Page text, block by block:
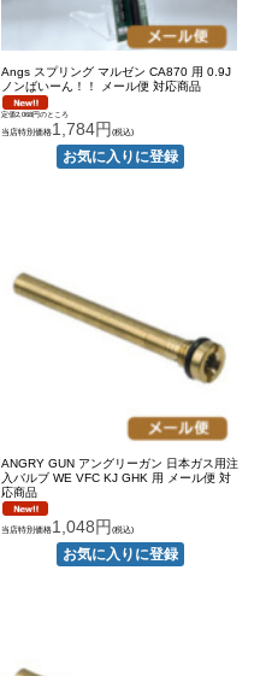
Angs スプリング マルゼン CA870 用 0.9J
ノンばいーん！！ メール便 対応商品
定価2,068円のところ
当店特別価格1,784円(税込)
ANGRY GUN アングリーガン 日本ガス用注
入バルブ WE VFC KJ GHK 用 メール便 対
応商品
当店特別価格1,048円(税込)